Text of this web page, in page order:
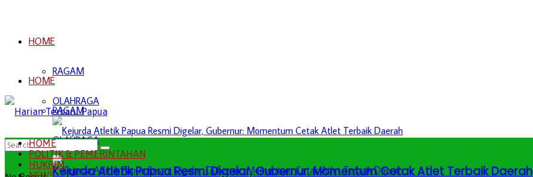
HOME
RAGAM
OLAHRAGA
Kejurda Atletik Papua Resmi Digelar, Gubernur: Momentum Cetak Atlet Terbaik Daerah
HOME
RAGAM
OLAHRAGA
HOME
POLITIK & PEMERINTAHAN
HUKRIM